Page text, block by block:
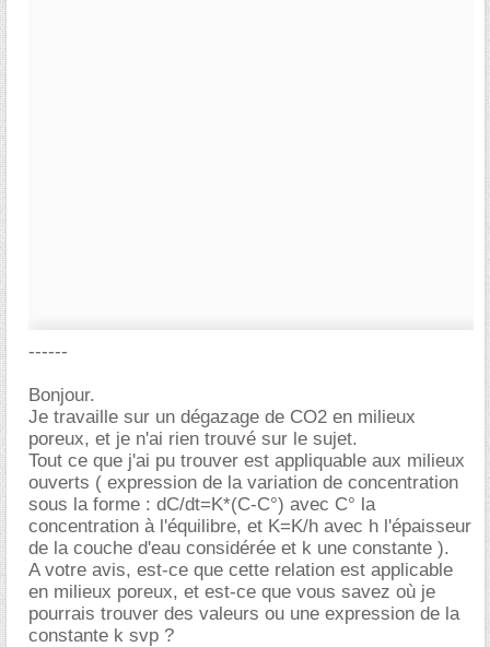
------
Bonjour.
Je travaille sur un dégazage de CO2 en milieux
poreux, et je n'ai rien trouvé sur le sujet.
Tout ce que j'ai pu trouver est appliquable aux milieux
ouverts ( expression de la variation de concentration
sous la forme : dC/dt=K*(C-C°) avec C° la
concentration à l'équilibre, et K=K/h avec h l'épaisseur
de la couche d'eau considérée et k une constante ).
A votre avis, est-ce que cette relation est applicable
en milieux poreux, et est-ce que vous savez où je
pourrais trouver des valeurs ou une expression de la
constante k svp ?